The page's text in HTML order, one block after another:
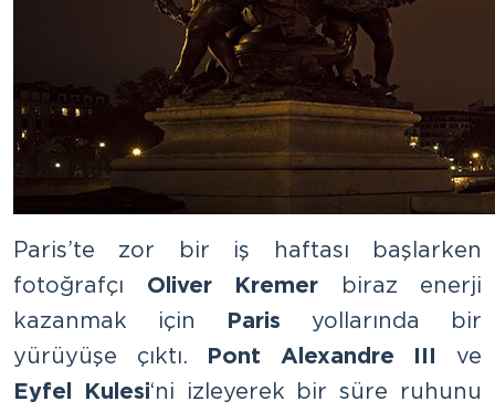
Paris’te zor bir iş haftası başlarken
fotoğrafçı Oliver Kremer biraz enerji
kazanmak için Paris yollarında bir
yürüyüşe çıktı. Pont Alexandre III
ve
Eyfel Kulesi‘ni izleyerek bir süre ruhunu